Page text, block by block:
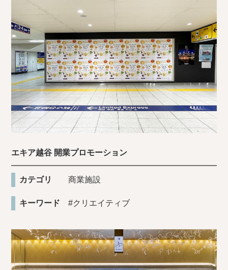
エキア越谷 開業プロモーション
カテゴリ 商業施設
キーワード #クリエイティブ